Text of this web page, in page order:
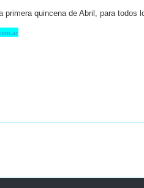
primera quincena de Abril, para todos